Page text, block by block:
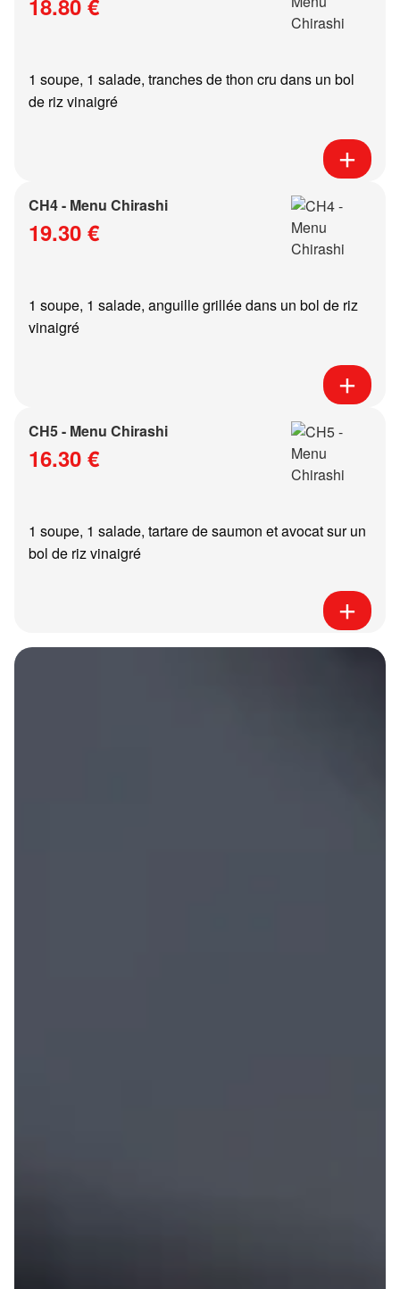
18.80 €
1 soupe, 1 salade, tranches de thon cru dans un bol
de riz vinaigré
CH4 - Menu Chirashi
19.30 €
1 soupe, 1 salade, anguille grillée dans un bol de riz
vinaigré
CH5 - Menu Chirashi
16.30 €
1 soupe, 1 salade, tartare de saumon et avocat sur un
bol de riz vinaigré